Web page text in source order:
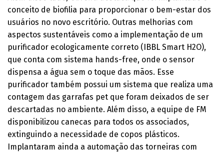
conceito de biofilia para proporcionar o bem-estar dos
usuários no novo escritório. Outras melhorias com
aspectos sustentáveis como a implementação de um
purificador ecologicamente correto (IBBL Smart H2O),
que conta com sistema hands-free, onde o sensor
dispensa a água sem o toque das mãos. Esse
purificador também possui um sistema que realiza uma
contagem das garrafas pet que foram deixados de ser
descartadas no ambiente. Além disso, a equipe de FM
disponibilizou canecas para todos os associados,
extinguindo a necessidade de copos plásticos.
Implantaram ainda a automação das torneiras com